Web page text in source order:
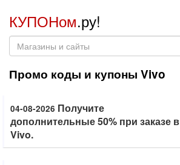
КУПОНом.ру!
Промо коды и купоны Vivo
04-08-2026 Получите
дополнительные 50% при заказе в
Vivo.